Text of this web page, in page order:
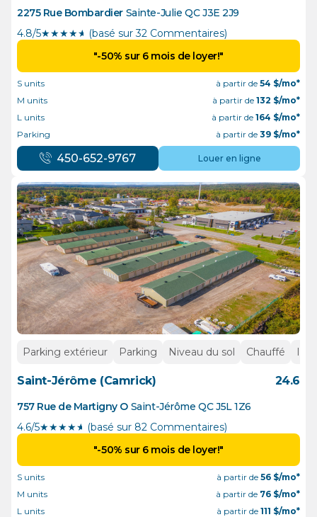
2275 Rue Bombardier Sainte-Julie QC J3E 2J9
4.8/5★★★★½ (basé sur 32 Commentaires)
"-50% sur 6 mois de loyer!"
S units à partir de 54 $/mo*
M units
à partir de 132 $/mo*
L units
à partir de 164 $/mo*
Parking
à partir de 39 $/mo*
450-652-9767 Louer en ligne
Parking extérieur Parking Niveau du sol Chauffé
Saint-Jérôme (Camrick) 24.6
757 Rue de Martigny O Saint-Jérôme QC J5L 1Z6
4.6/5★★★★½ (basé sur 82 Commentaires)
"-50% sur 6 mois de loyer!"
S units à partir de 56 $/mo*
M units
à partir de 76 $/mo*
L units
à partir de 111 $/mo*